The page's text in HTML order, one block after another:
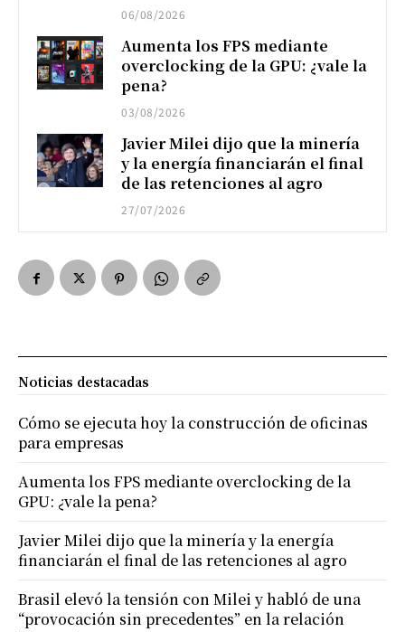
06/08/2026
Aumenta los FPS mediante
overclocking de la GPU: ¿vale la
pena?
03/08/2026
Javier Milei dijo que la minería
y la energía financiarán el final
de las retenciones al agro
27/07/2026
Noticias destacadas
Cómo se ejecuta hoy la construcción de oficinas
para empresas
Aumenta los FPS mediante overclocking de la
GPU: ¿vale la pena?
Javier Milei dijo que la minería y la energía
financiarán el final de las retenciones al agro
Brasil elevó la tensión con Milei y habló de una
“provocación sin precedentes” en la relación